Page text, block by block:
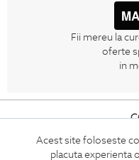
Acest site foloseste
placuta experienta
Fii mereu la
oferte
in